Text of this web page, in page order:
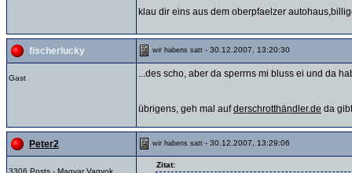
klau dir eins aus dem oberpfaelzer
fischerlucky wir habens satt - 30.12.2007, 13:20:30
Gast ...des scho, aber da sperrns mi bluss ei und da
übrigens, geh mal aufderschrotthändler.de da
Peter2 wir habens satt - 30.12.2007, 13:29:06
3306 Posts - Magyar Vagyok
Zitat: